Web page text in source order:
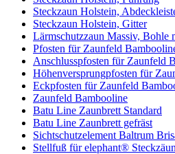
Steckzaun Holstein,
Steckzaun Holstein, Gitter
Lärmschutzzaun Massiv, Bohle
Pfosten für Zaunfeld
Anschlusspfosten für Zaunfeld
Höhenversprungpfosten für
Eckpfosten für Zaunfeld
Zaunfeld Bambooline
Batu Line Zaunbrett Standard
Batu Line Zaunbrett gefräst
Sichtschutzelement Baltrum
Stellfuß für elephant®